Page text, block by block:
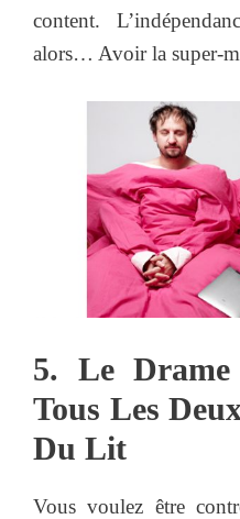
content.
alors… Avoir la super-
5. Le
Tous Les
Du Lit
Vous voulez être